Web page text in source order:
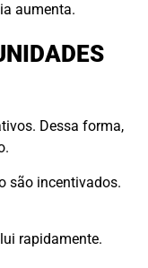
aumenta.
Dessa forma,
são incentivados.
rapidamente.